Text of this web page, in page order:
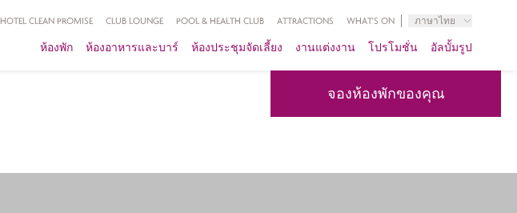
CLEAN PROMISE CLUB LOUNGE POOL & HEALTH CLUB ATTRACTIONS WHAT'S ON ภาษาไทย
ห้องพัก ห้องอาหารและบาร์ ห้องประชุมจัดเลี้ยง งานแต่งงาน โปรโมชั่น อัลบั้มรูป
จองห้องพักของคุณ